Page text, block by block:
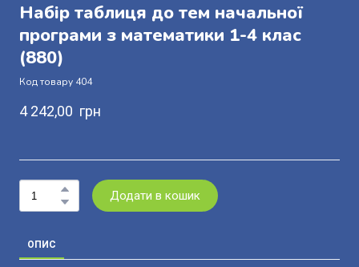
Набір таблиця до тем начальної
програми з математики 1-4 клас
(880)
Код товару 404
4 242,00  грн
Додати в кошик
ОПИС